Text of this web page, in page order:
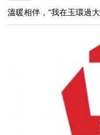
溫暖相伴，“我在玉環過